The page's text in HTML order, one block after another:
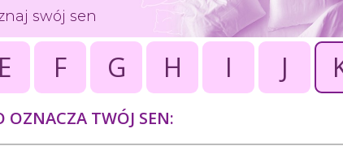
swój sen
E F G H I J
OZNACZA TWÓJ SEN: